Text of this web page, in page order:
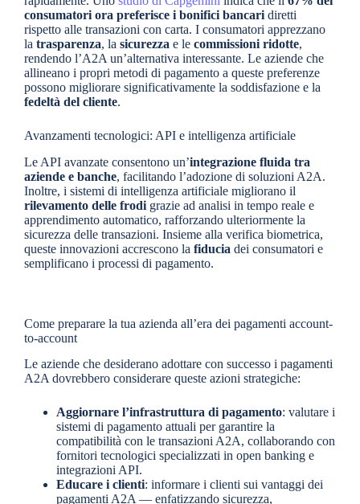
consumatori ora preferisce i bonifici bancari diretti
rispetto alle transazioni con carta. I consumatori apprezzano
la trasparenza, la sicurezza e le commissioni ridotte,
rendendo l’A2A un’alternativa interessante. Le aziende che
allineano i propri metodi di pagamento a queste preferenze
possono migliorare significativamente la soddisfazione e la
fedeltà del cliente.
Avanzamenti tecnologici: API e intelligenza artificiale
Le API avanzate consentono un’integrazione fluida tra
aziende e banche, facilitando l’adozione di soluzioni A2A.
Inoltre, i sistemi di intelligenza artificiale migliorano il
rilevamento delle frodi grazie ad analisi in tempo reale e
apprendimento automatico, rafforzando ulteriormente la
sicurezza delle transazioni. Insieme alla verifica biometrica,
queste innovazioni accrescono la fiducia dei consumatori e
semplificano i processi di pagamento.
Come preparare la tua azienda all’era dei pagamenti account-
to-account
Le aziende che desiderano adottare con successo i pagamenti
A2A dovrebbero considerare queste azioni strategiche:
Aggiornare l’infrastruttura di pagamento: valutare i
sistemi di pagamento attuali per garantire la
compatibilità con le transazioni A2A, collaborando con
fornitori tecnologici specializzati in open banking e
integrazioni API.
Educare i clienti: informare i clienti sui vantaggi dei
pagamenti A2A — enfatizzando sicurezza,